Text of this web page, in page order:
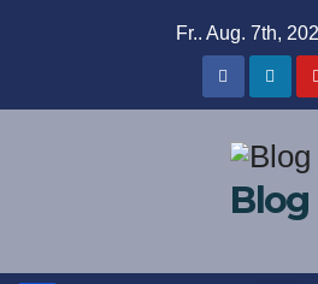
Fr.. Aug. 7th,
Blog